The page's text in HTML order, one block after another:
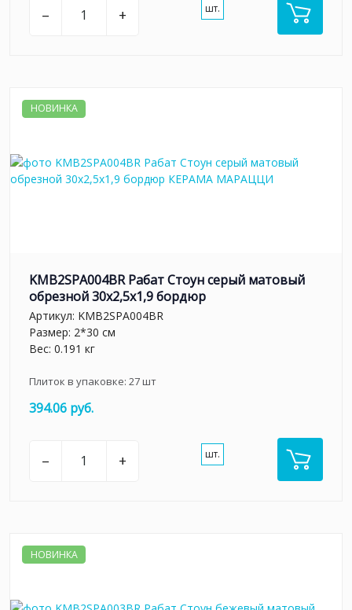
– + шт.
НОВИНКА
KMB2SPA004BR Рабат Стоун серый матовый
обрезной 30x2,5x1,9 бордюр
Артикул: KMB2SPA004BR
Размер: 2*30 см
Вес: 0.191 кг
Плиток в упаковке: 27шт
394.06 руб.
– + шт.
НОВИНКА